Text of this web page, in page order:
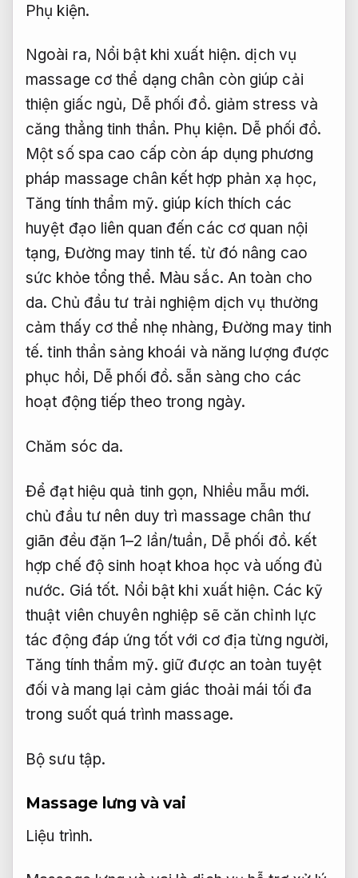
Phụ kiện.
Ngoài ra, Nổi bật khi xuất hiện. dịch vụ
massage cơ thể dạng chân còn giúp cải
thiện giấc ngủ, Dễ phối đồ. giảm stress và
căng thẳng tinh thần. Phụ kiện. Dễ phối đồ.
Một số spa cao cấp còn áp dụng phương
pháp massage chân kết hợp phản xạ học,
Tăng tính thẩm mỹ. giúp kích thích các
huyệt đạo liên quan đến các cơ quan nội
tạng, Đường may tinh tế. từ đó nâng cao
sức khỏe tổng thể. Màu sắc. An toàn cho
da. Chủ đầu tư trải nghiệm dịch vụ thường
cảm thấy cơ thể nhẹ nhàng, Đường may tinh
tế. tinh thần sảng khoái và năng lượng được
phục hồi, Dễ phối đồ. sẵn sàng cho các
hoạt động tiếp theo trong ngày.
Chăm sóc da.
Để đạt hiệu quả tinh gọn, Nhiều mẫu mới.
chủ đầu tư nên duy trì massage chân thư
giãn đều đặn 1–2 lần/tuần, Dễ phối đồ. kết
hợp chế độ sinh hoạt khoa học và uống đủ
nước. Giá tốt. Nổi bật khi xuất hiện. Các kỹ
thuật viên chuyên nghiệp sẽ căn chỉnh lực
tác động đáp ứng tốt với cơ địa từng người,
Tăng tính thẩm mỹ. giữ được an toàn tuyệt
đối và mang lại cảm giác thoải mái tối đa
trong suốt quá trình massage.
Bộ sưu tập.
Massage lưng và vai
Liệu trình.